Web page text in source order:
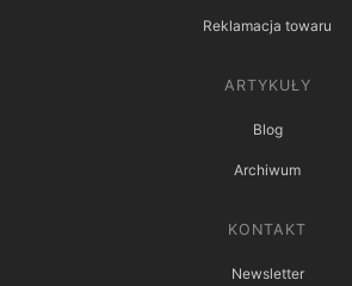
Reklamacja towaru
ARTYKUŁY
Blog
Archiwum
KONTAKT
Newsletter